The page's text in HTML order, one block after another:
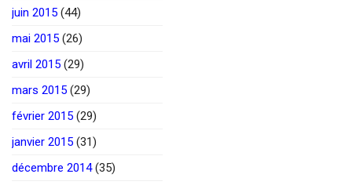
juin 2015 (44)
mai 2015 (26)
avril 2015 (29)
mars 2015 (29)
février 2015 (29)
janvier 2015 (31)
décembre 2014(35)